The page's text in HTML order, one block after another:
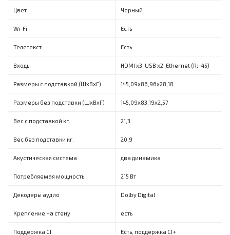
Цвет Черный
Wi-Fi Есть
Телетекст Есть
Входы HDMI x3, USB x2, Ethernet (RJ-45)
Размеры с подставкой (ШxВxГ) 145,09х86,96х28,18
Размеры без подставки (ШxВxГ) 145,09х83,19х2,57
Вес с подставкой кг. 21,3
Вес без подставки кг. 20,9
Акустическая система два динамика
Потребляемая мощность 215 Вт
Декодеры аудио Dolby Digital
Крепление на стену есть
Поддержка CI Есть, поддержка CI+